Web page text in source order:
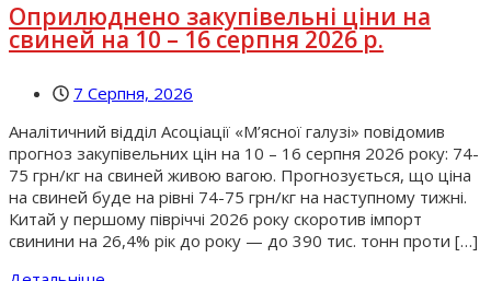
Оприлюднено закупівельні ціни на
свиней на 10 – 16 серпня 2026 р.
7 Серпня, 2026
Аналітичний відділ Асоціації «М’ясної галузі» повідомив
прогноз закупівельних цін на 10 – 16 серпня 2026 року: 74-
75 грн/кг на свиней живою вагою. Прогнозується, що ціна
на свиней буде на рівні 74-75 грн/кг на наступному тижні.
Китай у першому півріччі 2026 року скоротив імпорт
свинини на 26,4% рік до року — до 390 тис. тонн проти […]